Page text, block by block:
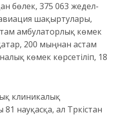
бөлек, 375 063 жедел-
шақыртулары,
амбулаторлық көмек
200 мыңнан астам
көмек көрсетіліп, 18
клиникалық
науқасқа, ал Түркістан